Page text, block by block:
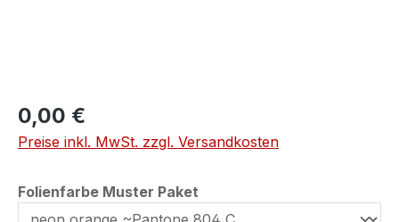
0,00 €
Preise inkl. MwSt. zzgl. Versandkosten
Folienfarbe Muster Paket